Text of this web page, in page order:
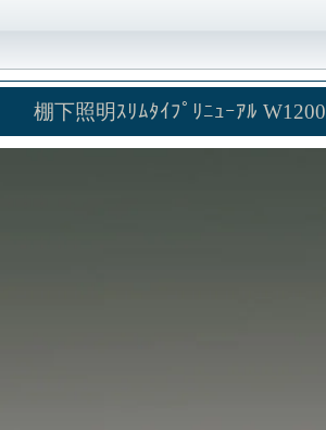
棚下照明ｽﾘﾑﾀｲﾌﾟﾘﾆｭｰｱﾙ